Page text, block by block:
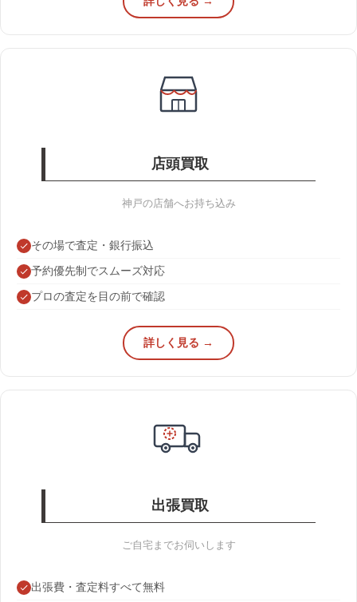
店頭買取
神戸の店舗へお持ち込み
その場で査定・銀行振込
予約優先制でスムーズ対応
プロの査定を目の前で確認
詳しく見る →
出張買取
ご自宅までお伺いします
出張費・査定料すべて無料